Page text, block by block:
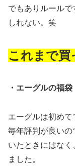
でもありルール
しれない。笑
これまで買
・エーグルの福袋
エーグルは初めて
毎年評判が良い
いたときにはな
ました。